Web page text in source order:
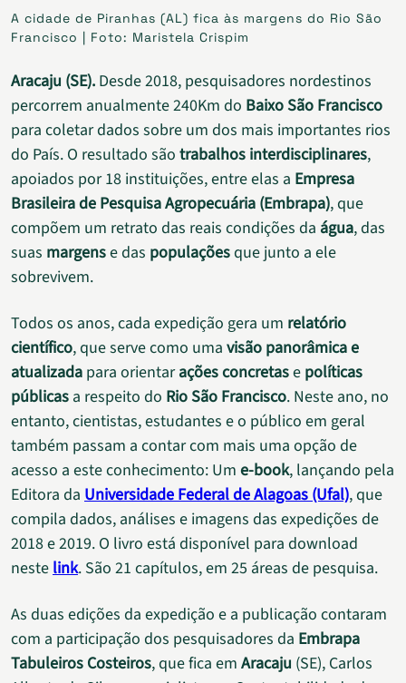
A cidade de Piranhas (AL) fica às margens do Rio São
Francisco | Foto: Maristela Crispim
Aracaju (SE). Desde 2018, pesquisadores nordestinos
percorrem anualmente 240Km do Baixo São Francisco
para coletar dados sobre um dos mais importantes rios
do País. O resultado são trabalhos interdisciplinares,
apoiados por 18 instituições, entre elas a Empresa
Brasileira de Pesquisa Agropecuária (Embrapa), que
compõem um retrato das reais condições da água, das
suas margense das populaçõesque junto a ele
sobrevivem.
Todos os anos, cada expedição gera um relatório
científico, que serve como uma visão panorâmica e
atualizada para orientarações concretase políticas
públicas a respeito do Rio São Francisco. Neste ano, no
entanto, cientistas, estudantes e o público em geral
também passam a contar com mais uma opção de
acesso a este conhecimento: Um e-book, lançando pela
Editora da Universidade Federal de Alagoas (Ufal), que
compila dados, análises e imagens das expedições de
2018 e 2019. O livro está disponível para download
neste link. São 21 capítulos, em 25 áreas de pesquisa.
As duas edições da expedição e a publicação contaram
com a participação dos pesquisadores da Embrapa
Tabuleiros Costeiros, que fica em Aracaju (SE), Carlos